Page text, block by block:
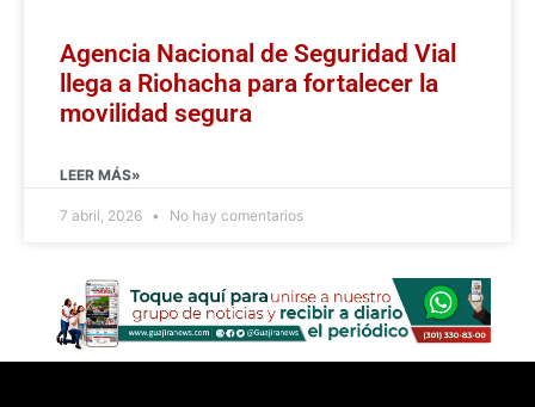
Agencia Nacional de Seguridad Vial
llega a Riohacha para fortalecer la
movilidad segura
LEER MÁS»
7 abril, 2026 No hay comentarios